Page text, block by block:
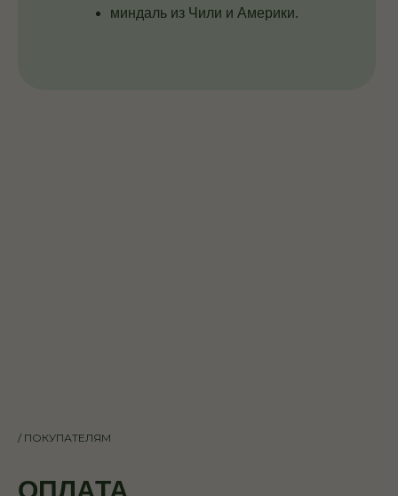
миндаль из Чили и Америки.
ОПЛАТА
/ ПОКУПАТЕЛЯМ